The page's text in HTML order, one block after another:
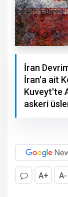
İran
İran'a ait
Kuveyt'te
askeri
A+ A-